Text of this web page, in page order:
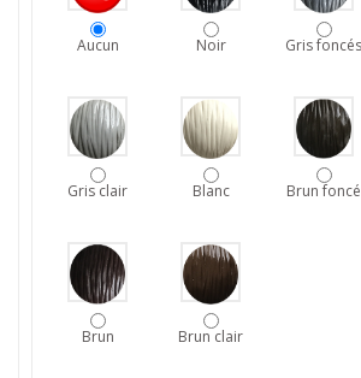
Aucun Noir Gris foncés
Gris clair Blanc Brun foncé
Brun Brun clair